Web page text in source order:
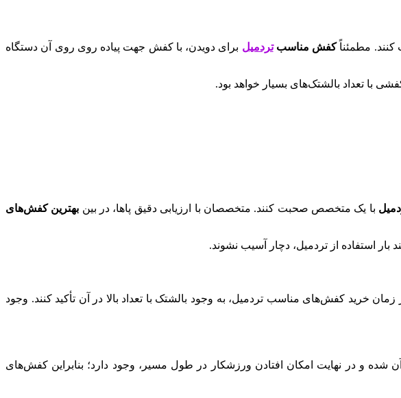
کنند. مطمئناًکفش مناسبتردمیل برای دویدن، با کفش جهت پیاده روی روی آن دستگاه
با تعداد بالشتک‌های بسیار خواهد بود.
با یک متخصص صحبت کنند. متخصصان با ارزیابی دقیق پا‌ها، در بین بهترین کفش‌های
بار استفاده از تردمیل، دچار آسیب نشوند.
زمان خرید کفش‌های مناسب تردمیل، به وجود بالشتک با تعداد بالا در آن تأکید کنند. وجود
و در نهایت امکان افتادن ورزشکار در طول مسیر، وجود دارد؛ بنابراین کفش‌های